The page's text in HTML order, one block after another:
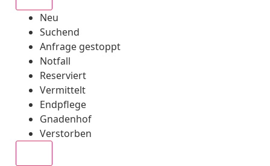
Neu
Suchend
Anfrage gestoppt
Notfall
Reserviert
Vermittelt
Endpflege
Gnadenhof
Verstorben